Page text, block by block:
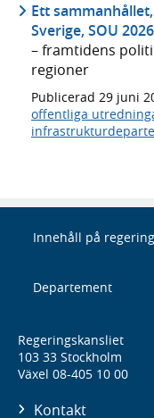
Ett
Sverige, SOU
– framtidens
regioner
Publicerad 29 juni
offentliga
Innehåll på
Departement
Regeringskansliet
103 33 Stockholm
Växel 08-405 10 00
Kontakt